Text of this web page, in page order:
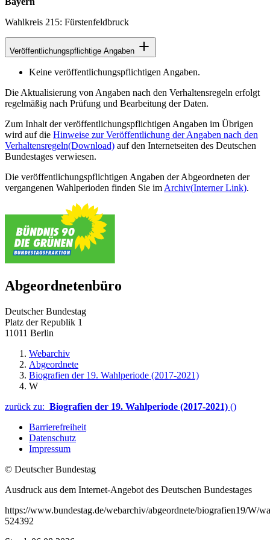
Wahlkreis 215: Fürstenfeldbruck
Veröffentlichungspflichtige Angaben
Keine veröffentlichungspflichtigen Angaben.
Die Aktualisierung von Angaben nach den Verhaltensregeln erfolgt
regelmäßig nach Prüfung und Bearbeitung der Daten.
Zum Inhalt der veröffentlichungspflichtigen Angaben im Übrigen
wird auf die Hinweise zur Veröffentlichung der Angaben nach den
Verhaltensregeln(Download) auf den Internetseiten des Deutschen
Bundestages verwiesen.
Die veröffentlichungspflichtigen Angaben der Abgeordneten der
vergangenen Wahlperioden finden Sie im Archiv(Interner Link).
Abgeordnetenbüro
Deutscher Bundestag
Platz der Republik 1
11011 Berlin
Webarchiv
Abgeordnete
Biografien der 19. Wahlperiode (2017-2021)
W
zurück zu: Biografien der 19. Wahlperiode (2017-2021) ()
Barrierefreiheit
Datenschutz
Impressum
© Deutscher Bundestag
Ausdruck aus dem Internet-Angebot des Deutschen Bundestages
https://www.bundestag.de/webarchiv/abgeordnete/biografien19/W/
524392